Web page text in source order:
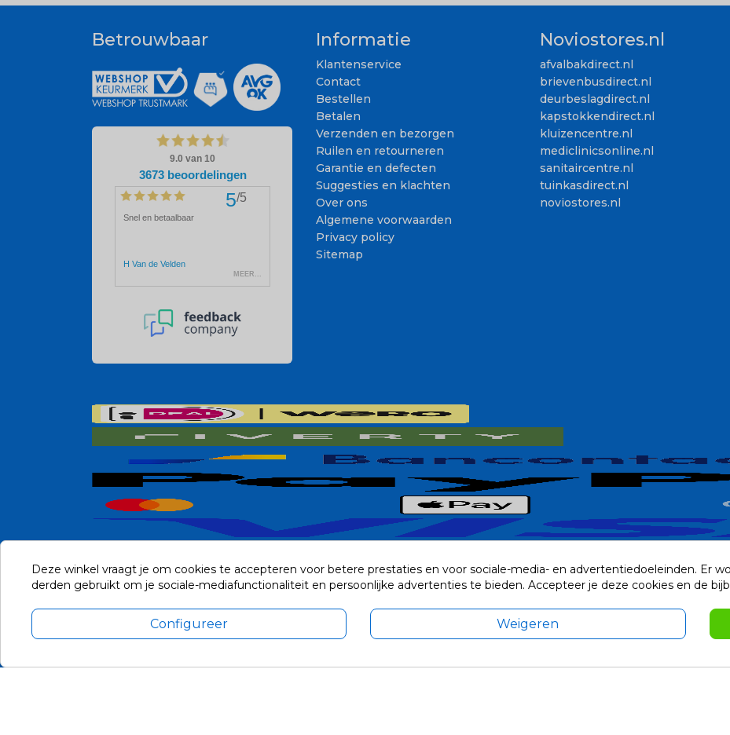
Betrouwbaar Informatie
Klantenservice
Contact
Bestellen
Betalen
Verzenden en bezorgen
Ruilen en retourneren
Garantie en defecten
Suggesties en klachten
Over ons
Algemene voorwaarden
Privacy policy
Sitemap
Noviostores.nl
afvalbakdirect.nl
brievenbusdirect.nl
deurbeslagdirect.nl
kapstokkendirect.nl
kluizencentre.nl
mediclinicsonline.nl
sanitaircentre.nl
tuinkasdirect.nl
noviostores.nl
Alle prijzen zijn in Euro, inclusief BTW en andere heffingen en exclusief eventuele verzendkosten.
© 2014-
Deze winkel vraagt je om cookies te accepteren voor betere prestaties en voor sociale-media- en advertentiedoeleinden. Er
derden gebruikt om je sociale-mediafunctionaliteit en persoonlijke advertenties te bieden. Accepteer je deze cookies en de
Configureer Weigeren